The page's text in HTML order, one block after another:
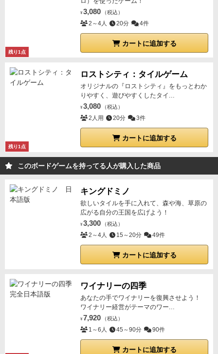
残り1点
¥ 3,080 （税込）
2～4人 20分 4件
カートに追加する
残り1点
ロストシティ：タイルゲーム
オリジナルの『ロストシティ』をもっとわか
りやすく、遊びやすくしたタイ...
¥ 3,080 （税込）
2人用 20分 3件
カートに追加する
このボードゲームを持ってる人が購入した商品
キングドミノ
欲しいタイルを手に入れて、森や海、草原の
広がる自分の王国を広げよう！
¥ 3,300 （税込）
2～4人 15～20分 49件
カートに追加する
ワイナリーの四季
あなたの手でワイナリーを復興させよう！
ワイナリー経営がテーマのワー...
¥ 7,920 （税込）
1～6人 45～90分 90件
カートに追加する